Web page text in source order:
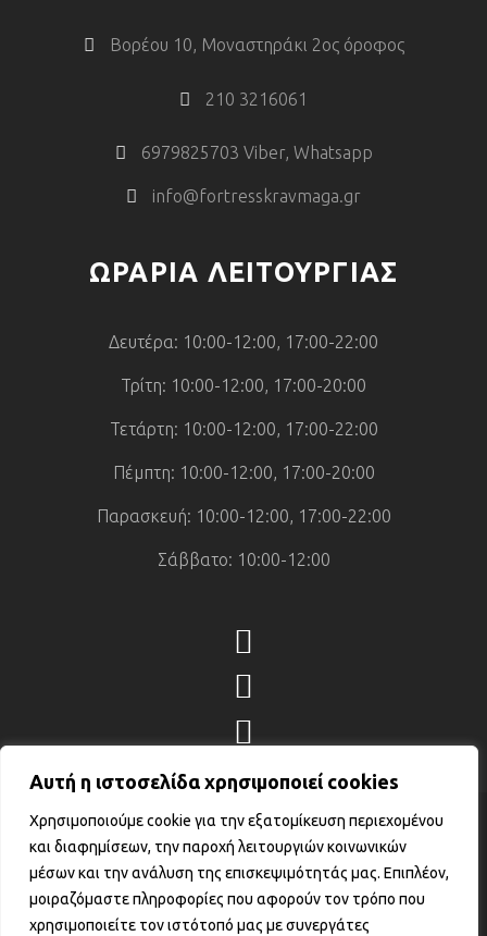
Αυτή η ιστοσελίδα χρησιμοποιεί cookies
Χρησιμοποιούμε cookie για την εξατομίκευση περιεχομένου
και διαφημίσεων, την παροχή λειτουργιών κοινωνικών
μέσων και την ανάλυση της επισκεψιμότητάς μας. Επιπλέον,
μοιραζόμαστε πληροφορίες που αφορούν τον τρόπο που
χρησιμοποιείτε τον ιστότοπό μας με συνεργάτες
Βορέου 10, Μοναστηράκι 2ος όροφος
210 3216061
6979825703 Viber, Whatsapp
info@fortresskravmaga.gr
ΩΡΑΡΙΑ ΛΕΙΤΟΥΡΓΙΑΣ
Δευτέρα: 10:00-12:00, 17:00-22:00
Τρίτη: 10:00-12:00, 17:00-20:00
Τετάρτη: 10:00-12:00, 17:00-22:00
Πέμπτη: 10:00-12:00, 17:00-20:00
Παρασκευή: 10:00-12:00, 17:00-22:00
Σάββατο: 10:00-12:00
© 2026 Fortness Krav Maga – Όλα τα
Δικαιώματα Προστατεύονται. • Αριθμός
Γ.Ε.ΜΗ. : 161163403000
Κατασκεύαστηκε από τηνGATE Digital